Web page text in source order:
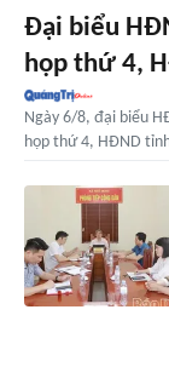
Đại biểu
họp thứ 4,
Ngày 6/8, đại biểu
họp thứ 4, HĐND